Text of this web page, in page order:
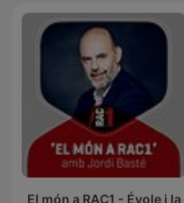
El món a RAC1 - Évole i la